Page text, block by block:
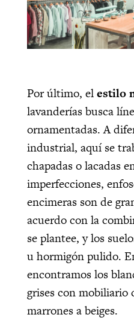
Por último, elestilo
lavanderías busca
ornamentadas. A
industrial, aquí se
chapadas o lacadas
imperfecciones,
encimeras son de
acuerdo con la
se plantee, y los
u hormigón pulido.
encontramos los
grises con mobiliario
marrones a beiges.